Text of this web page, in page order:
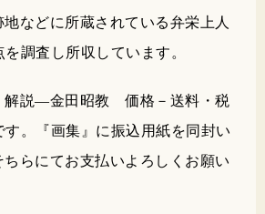
などに所蔵されている弁栄上人
調査し所収しています。
説―金田昭教 価格－送料・税
す。『画集』に振込用紙を同封い
らにてお支払いよろしくお願い